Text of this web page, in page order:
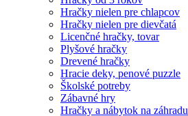
Hračky nielen pre chlapcov
Hračky nielen pre dievčatá
Licenčné hračky, tovar
Plyšové hračky
Drevené hračky
Hracie deky, penové puzzle
Školské potreby
Zábavné hry
Hračky a nábytok na záhradu